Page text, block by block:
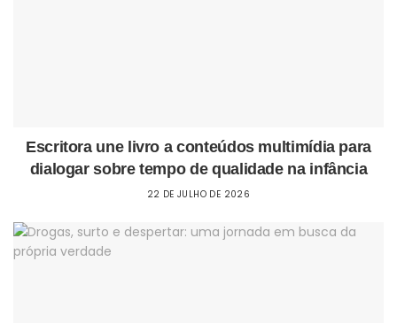
Escritora une livro a conteúdos multimídia para
dialogar sobre tempo de qualidade na infância
22 DE JULHO DE 2026